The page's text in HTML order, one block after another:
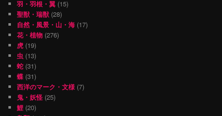
羽・羽根・翼 (15)
聖獣・瑞獣 (28)
自然・風景・山・海 (17)
花・植物 (276)
虎 (19)
虫 (13)
蛇 (31)
蝶 (31)
西洋のマーク・文様 (7)
鬼・妖怪 (25)
鯉 (20)